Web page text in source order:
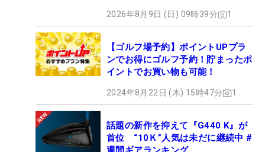
2026年8月9日 (日) 09時39分 1
【ゴルフ場予約】ポイントUPプラ
ンでお得にゴルフ予約！貯まったポ
イントでお買い物も可能！
2024年8月22日 (木) 15時47分 1
話題の新作を抑えて『G440 K』が
首位 “10Ｋ”人気は未だに継続中 #